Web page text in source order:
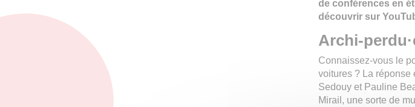
de conférences en
découvrir sur
Archi-
Connaissez-vous le
voitures ? La réponse
Sedouy et Pauline
Mirail, une sorte de